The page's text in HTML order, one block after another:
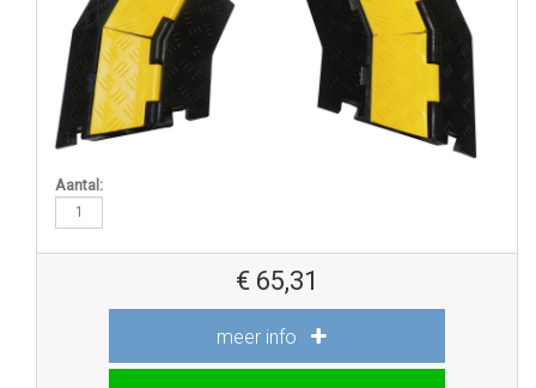
Aantal:
€ 65,31
meer info